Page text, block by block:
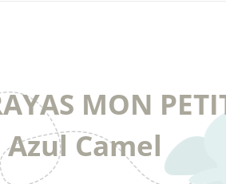
MON
Azul Camel